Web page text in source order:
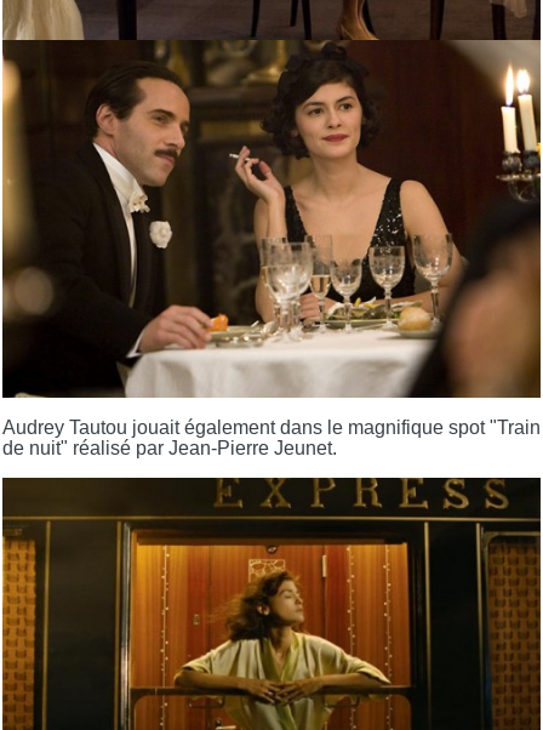
Audrey Tautou jouait également dans le magnifique spot "Train
de nuit" réalisé par Jean-Pierre Jeunet.